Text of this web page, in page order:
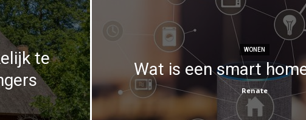
te
WONEN
Wat is een smart
Renate